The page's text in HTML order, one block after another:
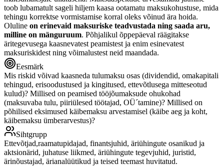
toob lubamatult sageli hiljem kaasa ootamatu maksukohustuse, mida
tehingu korrektse vormistamise korral oleks võinud ära hoida.
Oluline on erinevaid maksuriske teadvustada ning saada aru,
milline on mänguruum. Põhjalikul õppepäeval räägitakse
äritegevusega kaasnevatest peamistest ja enim esinevatest
maksuriskidest ning võimalustest neid maandada.
Eesmärk
Mis riskid võivad kaasneda tulumaksu osas (dividendid, omakapitali
tehingud, erisoodustused ja kingitused, ettevõtlusega mitteseotud
kulud)? Millised on peamised tööjõumaksude ohukohad
(maksuvaba tulu, piiriülesed töötajad, OÜ´tamine)? Millised on
põhilised eksimused käibemaksu arvestamisel (käibe aeg ja koht,
käibemaksu ümberarvestus)?
Sihtgrupp
Ettevõtjad,raamatupidajad, finantsjuhid, äriühingute osanikud ja
aktsionärid, juhatuse liikmed, äriühingute tegevjuhid, juristid,
ärinõustajad, ärianalüütikud ja teised teemast huvitatud.